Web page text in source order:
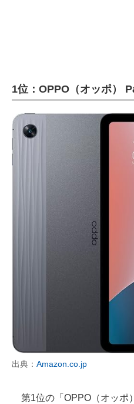
1位：OPPO（オッポ）
出典： Amazon.co.jp
第1位の「OPPO（オッポ